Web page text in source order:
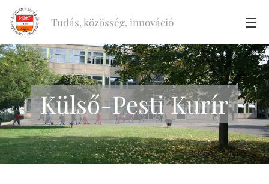
Tudás, közösség, innováció
Külső-Pesti Kurír